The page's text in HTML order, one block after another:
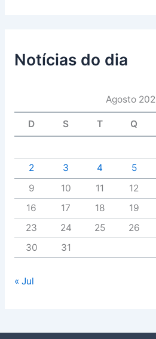
Notícias do dia
Agosto
D S T Q
2
3 4 5
9
10 11 12
16
17 18 19
23
24 25 26
30
31
« Jul